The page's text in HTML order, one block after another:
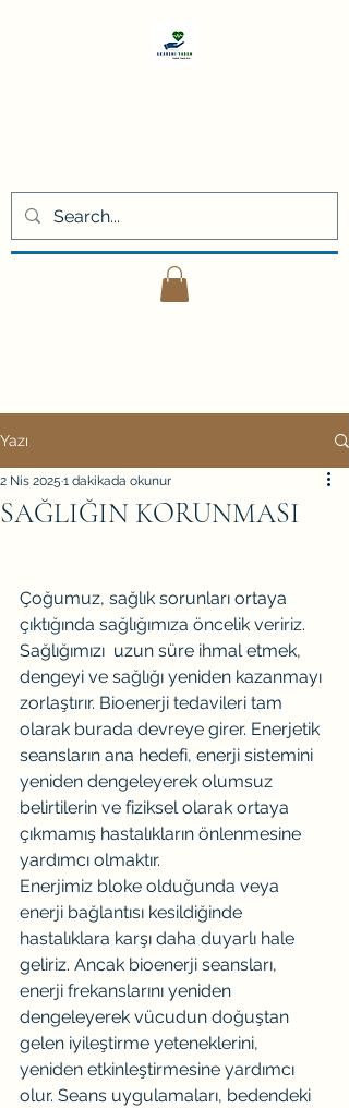
Yazı
SAĞLIĞIN KORUNMASI
2 Nis 2025 1 dakikada okunur
Çoğumuz, sağlık sorunları ortaya
çıktığında sağlığımıza öncelik veririz.
Sağlığımızı  uzun süre ihmal etmek,
dengeyi ve sağlığı yeniden kazanmayı
zorlaştırır. Bioenerji tedavileri tam
olarak burada devreye girer. Enerjetik
seansların ana hedefi, enerji sistemini
yeniden dengeleyerek olumsuz
belirtilerin ve fiziksel olarak ortaya
çıkmamış hastalıkların önlenmesine
yardımcı olmaktır.
Enerjimiz bloke olduğunda veya
enerji bağlantısı kesildiğinde
hastalıklara karşı daha duyarlı hale
geliriz. Ancak bioenerji seansları,
enerji frekanslarını yeniden
dengeleyerek vücudun doğuştan
gelen iyileştirme yeteneklerini,
yeniden etkinleştirmesine yardımcı
olur. Seans uygulamaları, bedendeki